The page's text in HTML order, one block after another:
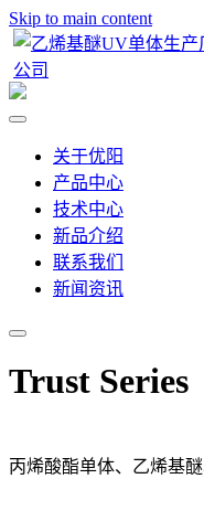
Skip to main content
关于优阳
产品中心
技术中心
新品介绍
联系我们
新闻资讯
Trust Series
丙烯酸酯单体、乙烯基